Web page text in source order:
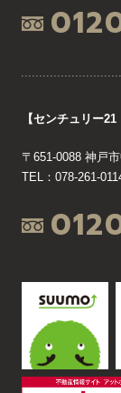
【センチュリー
〒651-0088 神戸
TEL：078-261-